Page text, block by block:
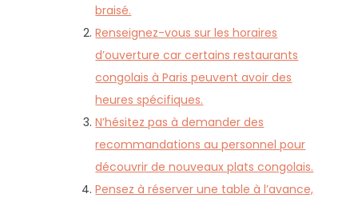
braisé.
Renseignez-vous sur les horaires
d’ouverture car certains restaurants
congolais à Paris peuvent avoir des
heures spécifiques.
N’hésitez pas à demander des
recommandations au personnel pour
découvrir de nouveaux plats congolais.
Pensez à réserver une table à l’avance,